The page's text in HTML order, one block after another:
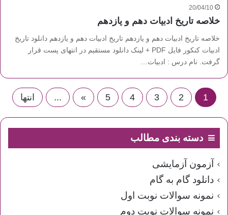
20/04/10
خلاصه تاریخ ادبیات دهم و یازدهم
خلاصه تاریخ ادبیات دهم و یازدهم تاریخ ادبیات دهم و یازدهم دانلود تاریخ
ادبیات کنکور فایل PDF + لینک دانلود مستقیم در انتهای پست قرار
گرفت. نام درس : ادبیات…
1
2
3
4
5
»
... انتها
دسته بندی مطالب
آزمون آزمایشی
دانلود گام به گام
نمونه سوالات نوبت اول
نمونه سوالات نوبت دوم